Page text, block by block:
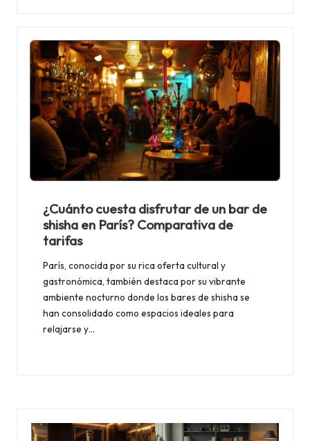
¿Cuánto cuesta disfrutar de un bar de
shisha en París? Comparativa de
tarifas
París, conocida por su rica oferta cultural y
gastronómica, también destaca por su vibrante
ambiente nocturno donde los bares de shisha se
han consolidado como espacios ideales para
relajarse y…